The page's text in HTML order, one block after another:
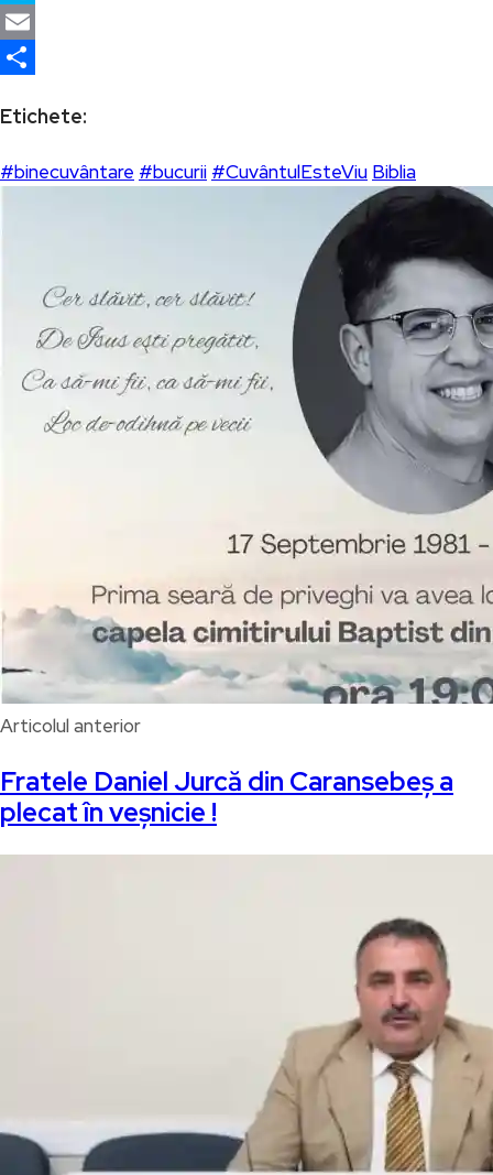
Skype
Email
Etichete:
#binecuvântare #bucurii #CuvântulEsteViu Biblia
Articolul anterior
Fratele Daniel Jurcă din Caransebeș a
plecat în veșnicie !